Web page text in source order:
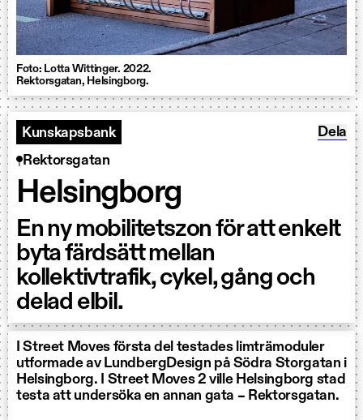
Foto: Lotta Wittinger. 2022.
Rektorsgatan, Helsingborg.
Kunskapsbank Dela
Dela
Rektorsgatan
Helsingborg
En ny mobilitetszon för att enkelt
byta färdsätt mellan
kollektivtrafik, cykel, gång och
delad elbil.
I Street Moves första del testades limträmoduler
utformade av LundbergDesign på Södra Storgatan i
Helsingborg. I Street Moves 2 ville Helsingborg stad
testa att undersöka en annan gata – Rektorsgatan.